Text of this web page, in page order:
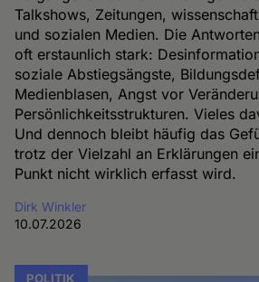
Talkshows, Zeitungen,
und sozialen Medien. Die
oft erstaunlich stark:
soziale Abstiegsängste,
Medienblasen, Angst vor
Persönlichkeitsstrukturen. Vieles
Und dennoch bleibt häufig das
trotz der Vielzahl an Erklärungen
Punkt nicht wirklich erfasst wird.
Dirk Winkler
10.07.2026
POLITIK